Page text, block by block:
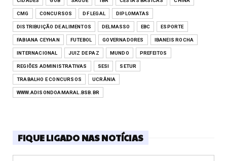
CMG CONCURSOS DF LEGAL DIPLOMATAS
DISTRIBUIÇÃO DE ALIMENTOS DELMASSO EBC ESPORTE
FABIANA CEYHAN FUTEBOL GOVERNADORES IBANEIS ROCHA
INTERNACIONAL JUIZ DE PAZ MUNDO PREFEITOS
REGIÕES ADMINISTRATIVAS SESI SETUR
TRABALHO E CONCURSOS UCRÂNIA
WWW.ADISONDOAMARAL.BSB.BR
FIQUE LIGADO NAS NOTÍCIAS